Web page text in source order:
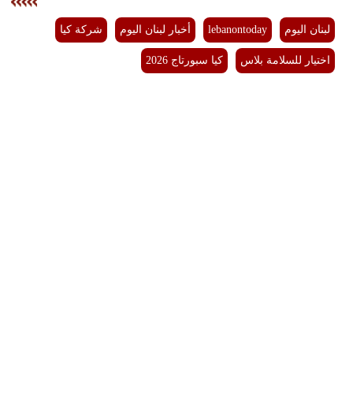
لبنان اليوم lebanontoday أخبار لبنان اليوم شركة كيا
اختيار للسلامة بلاس كيا سبورتاج 2026